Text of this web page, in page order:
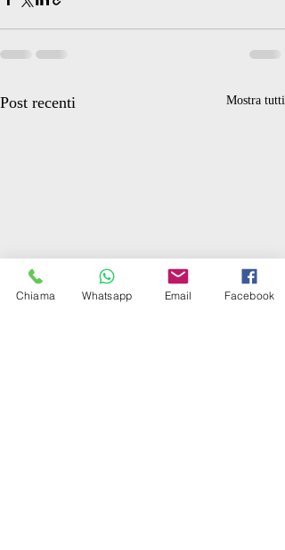
Post recenti Mostra tutti
Chiama Whatsapp Email Facebook